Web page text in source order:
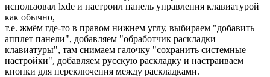
использовал lxde и настроил панель управления клавиатурой
как обычно,
т.е. жмём где-то в правом нижнем углу, выбираем "добавить
апплет панели", добавляем "обработчик раскладки
клавиатуры", там снимаем галочку "сохранить системные
настройки", добавляем русскую раскладку и настраиваем
кнопки для переключения между раскладками.